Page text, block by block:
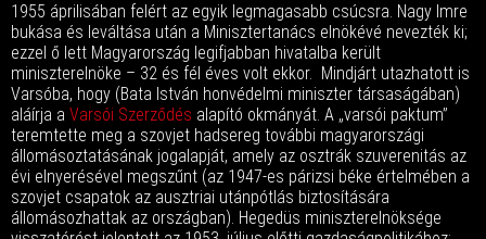
1955 áprilisában felért az egyik legmagasabb csúcsra. Nagy Imre
bukása és leváltása után a Minisztertanács elnökévé nevezték ki;
ezzel ő lett Magyarország legifjabban hivatalba került
miniszterelnöke – 32 és fél éves volt ekkor. Mindjárt utazhatott is
Varsóba, hogy (Bata István honvédelmi miniszter társaságában)
aláírja a Varsói Szerződés alapító okmányát. A „varsói paktum”
teremtette meg a szovjet hadsereg további magyarországi
állomásoztatásának jogalapját, amely az osztrák szuverenitás az
évi elnyerésével megszűnt (az 1947-es párizsi béke értelmében a
szovjet csapatok az ausztriai utánpótlás biztosítására
állomásozhattak az országban). Hegedüs miniszterelnöksége